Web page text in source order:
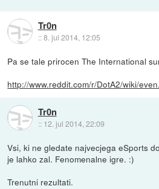
Tr0n
::8. jul 2014, 12:05
Pa se tale prirocen The International
http://www.reddit.com/r/DotA2/wiki/
Tr0n
:: 12. jul 2014, 22:09
Vsi, ki ne gledate najvecjega eSports
je lahko zal. Fenomenalne igre. :)
Trenutni rezultati.